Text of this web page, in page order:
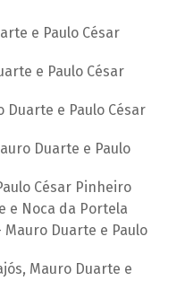
e Paulo César
e Paulo César
Duarte e Paulo César
Duarte e Paulo
César Pinheiro
e Noca da Portela
Mauro Duarte e Paulo
Mauro Duarte e